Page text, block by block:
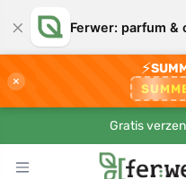
× Ferwer: parfum &
×
⚡
Gratis